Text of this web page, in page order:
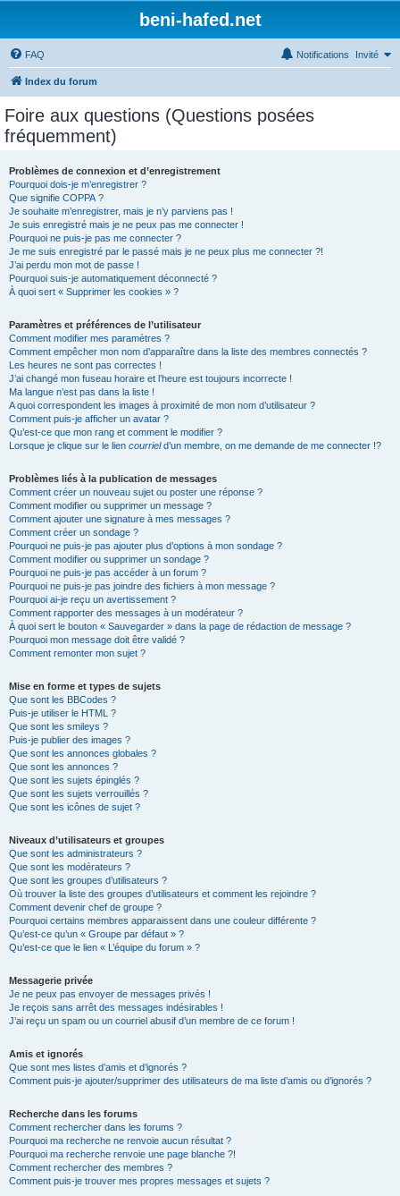
beni-hafed.net
FAQ Invité
Notifications
Index du forum
Foire aux questions (Questions posées
fréquemment)
Problèmes de connexion et d’enregistrement
Pourquoi dois-je m’enregistrer ?
Que signifie COPPA ?
Je souhaite m’enregistrer, mais je n’y parviens pas !
Je suis enregistré mais je ne peux pas me connecter !
Pourquoi ne puis-je pas me connecter ?
Je me suis enregistré par le passé mais je ne peux plus me connecter ?!
J’ai perdu mon mot de passe !
Pourquoi suis-je automatiquement déconnecté ?
À quoi sert « Supprimer les cookies » ?
Paramètres et préférences de l’utilisateur
Comment modifier mes paramètres ?
Comment empêcher mon nom d’apparaître dans la liste des membres connectés ?
Les heures ne sont pas correctes !
J’ai changé mon fuseau horaire et l’heure est toujours incorrecte !
Ma langue n’est pas dans la liste !
A quoi correspondent les images à proximité de mon nom d’utilisateur ?
Comment puis-je afficher un avatar ?
Qu’est-ce que mon rang et comment le modifier ?
Lorsque je clique sur le lien courrield’un membre, on me demande de me connecter !?
Problèmes liés à la publication de messages
Comment créer un nouveau sujet ou poster une réponse ?
Comment modifier ou supprimer un message ?
Comment ajouter une signature à mes messages ?
Comment créer un sondage ?
Pourquoi ne puis-je pas ajouter plus d’options à mon sondage ?
Comment modifier ou supprimer un sondage ?
Pourquoi ne puis-je pas accéder à un forum ?
Pourquoi ne puis-je pas joindre des fichiers à mon message ?
Pourquoi ai-je reçu un avertissement ?
Comment rapporter des messages à un modérateur ?
À quoi sert le bouton « Sauvegarder » dans la page de rédaction de message ?
Pourquoi mon message doit être validé ?
Comment remonter mon sujet ?
Mise en forme et types de sujets
Que sont les BBCodes ?
Puis-je utiliser le HTML ?
Que sont les smileys ?
Puis-je publier des images ?
Que sont les annonces globales ?
Que sont les annonces ?
Que sont les sujets épinglés ?
Que sont les sujets verrouillés ?
Que sont les icônes de sujet ?
Niveaux d’utilisateurs et groupes
Que sont les administrateurs ?
Que sont les modérateurs ?
Que sont les groupes d’utilisateurs ?
Où trouver la liste des groupes d’utilisateurs et comment les rejoindre ?
Comment devenir chef de groupe ?
Pourquoi certains membres apparaissent dans une couleur différente ?
Qu’est-ce qu’un « Groupe par défaut » ?
Qu’est-ce que le lien « L’équipe du forum » ?
Messagerie privée
Je ne peux pas envoyer de messages privés !
Je reçois sans arrêt des messages indésirables !
J’ai reçu un spam ou un courriel abusif d’un membre de ce forum !
Amis et ignorés
Que sont mes listes d’amis et d’ignorés ?
Comment puis-je ajouter/supprimer des utilisateurs de ma liste d’amis ou d’ignorés ?
Recherche dans les forums
Comment rechercher dans les forums ?
Pourquoi ma recherche ne renvoie aucun résultat ?
Pourquoi ma recherche renvoie une page blanche ?!
Comment rechercher des membres ?
Comment puis-je trouver mes propres messages et sujets ?